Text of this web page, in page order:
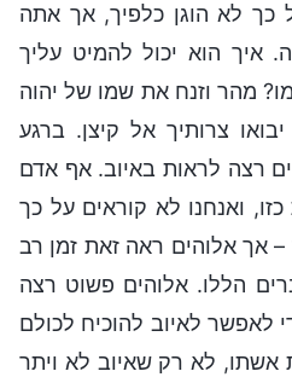
כך לא הוגן כלפיך, אך אתה
איך הוא יכול להמיט עליך
מהר וזנח את שמו של יהוה
צרותיך אל קיצן. ברגע
רצה לראות באיוב. אף אדם
ואנחנו לא קוראים על כך
אך אלוהים ראה זאת זמן רב
הללו. אלוהים פשוט רצה
לאפשר לאיוב להוכיח לכולם
אשתו, לא רק שאיוב לא ויתר